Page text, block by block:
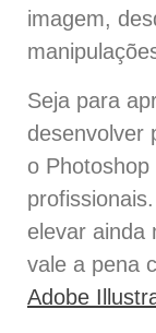
imagem,
Seja para
desenvolver
o
profissionais.
elevar ainda
vale a pena
Adobe